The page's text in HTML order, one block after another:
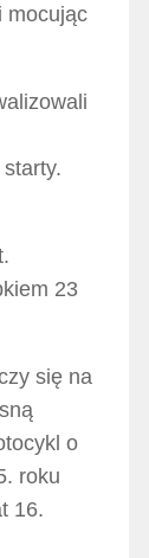
mocując
23
się na
o
roku
16.